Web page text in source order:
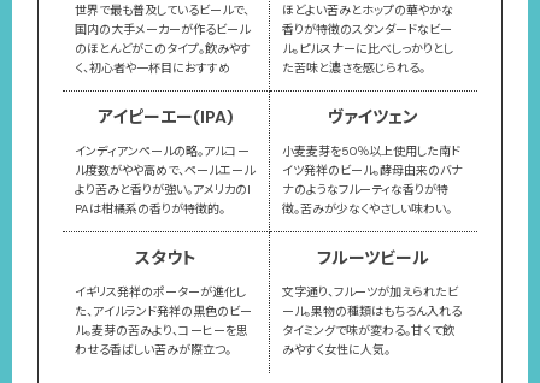
世界で最も普及しているビールで、
国内の大手メーカーが作るビール
のほとんどがこのタイプ。飲みやす
く、初心者や一杯目におすすめ
ほどよい苦みとホップの華やかな
香りが特徴のスタンダードなビー
ル。ピルスナーに比べしっかりとし
た苦味と濃さを感じられる。
アイピーエー(IPA)
インディアンペールの略。アルコー
ル度数がやや高めで、ペールエール
より苦みと香りが強い。アメリカのI
PAは柑橘系の香りが特徴的。
ヴァイツェン
小麦麦芽を50％以上使用した南ド
イツ発祥のビール。酵母由来のバナ
ナのようなフルーティな香りが特
徴。苦みが少なくやさしい味わい。
スタウト
イギリス発祥のポーターが進化し
た、アイルランド発祥の黒色のビー
ル。麦芽の苦みより、コーヒーを思
わせる香ばしい苦みが際立つ。
フルーツビール
文字通り、フルーツが加えられたビ
ール。果物の種類はもちろん入れる
タイミングで味が変わる。甘くて飲
みやすく女性に人気。